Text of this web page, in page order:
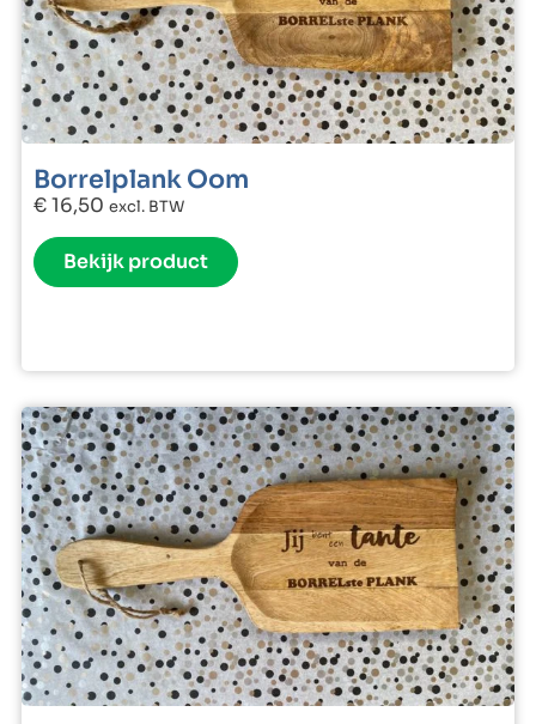
Borrelplank Oom
€16,50 excl. BTW
Bekijk product